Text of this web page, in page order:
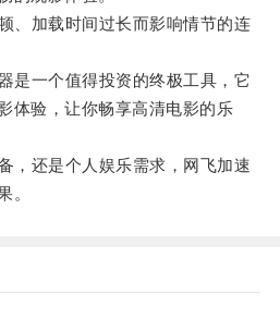
加载时间过长而影响情节的连
一个值得投资的终极工具，它
体验，让你畅享高清电影的乐
还是个人娱乐需求，网飞加速
。